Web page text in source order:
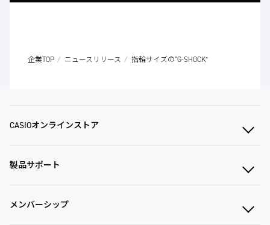
企業TOP ニュースリリース 指輪サイズの“G-SHOCK”
CASIOオンラインストア
製品サポート
メンバーシップ